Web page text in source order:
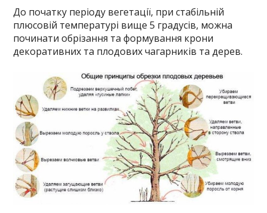
До початку періоду вегетації, при стабільній
плюсовій температурі вище 5 градусів, можна
починати обрізання та формування крони
декоративних та плодових чагарників та дерев.